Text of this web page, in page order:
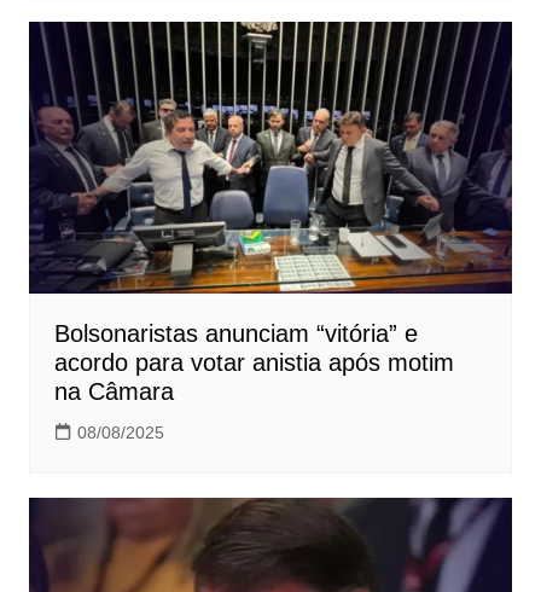
Bolsonaristas anunciam “vitória” e
acordo para votar anistia após motim
na Câmara
08/08/2025